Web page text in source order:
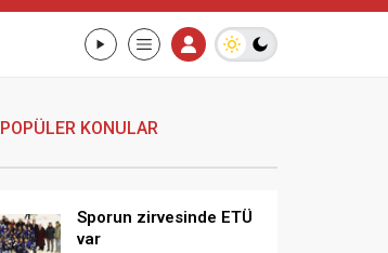
POPÜLER KONULAR
Sporun zirvesinde ETÜ
var